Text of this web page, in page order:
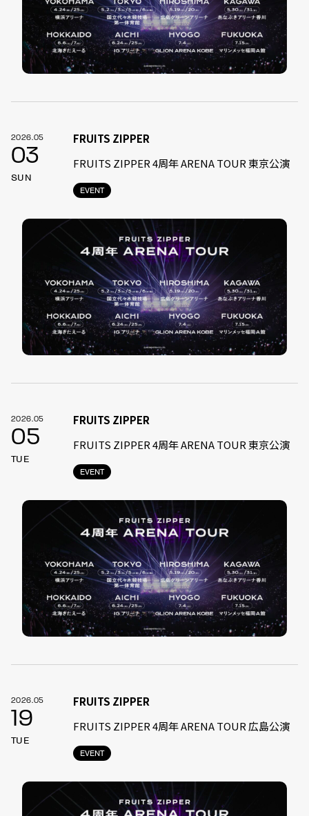
2026.05
03
SUN
EVENT
FRUITS ZIPPER
FRUITS ZIPPER 4周年 ARENA TOUR 東京公演
2026.05
05
TUE
EVENT
FRUITS ZIPPER
FRUITS ZIPPER 4周年 ARENA TOUR 東京公演
2026.05
19
TUE
EVENT
FRUITS ZIPPER
FRUITS ZIPPER 4周年 ARENA TOUR 広島公演